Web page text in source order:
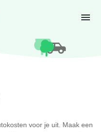
voor je uit. Maak een